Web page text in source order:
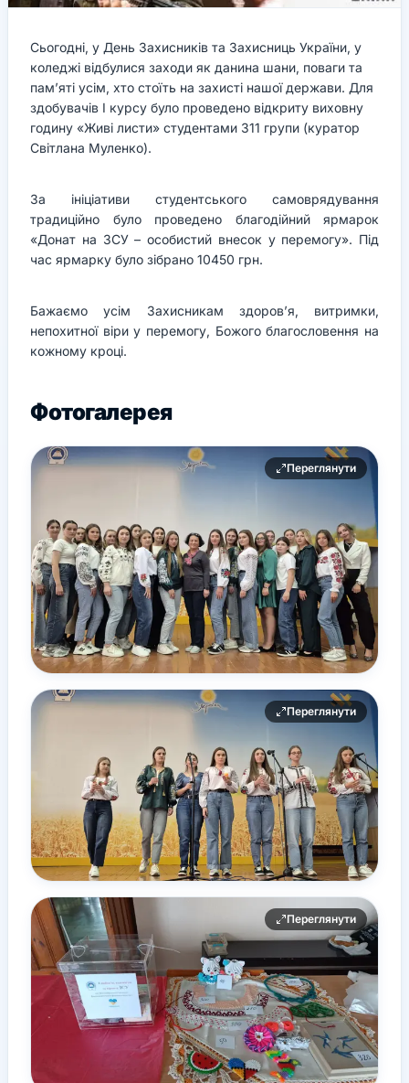
Сьогодні, у День Захисників та Захисниць України, у
коледжі відбулися заходи як данина шани, поваги та
пам’яті усім, хто стоїть на захисті нашої держави. Для
здобувачів І курсу було проведено відкриту виховну
годину «Живі листи» студентами 311 групи (куратор
Світлана Муленко).
За ініціативи студентського самоврядування
традиційно було проведено благодійний ярмарок
«Донат на ЗСУ – особистий внесок у перемогу». Під
час ярмарку було зібрано 10450 грн.
Бажаємо усім Захисникам здоров’я, витримки,
непохитної віри у перемогу, Божого благословення на
кожному кроці.
Фотогалерея
Переглянути
Переглянути
Переглянути